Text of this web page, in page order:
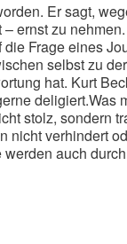
Er sagt,
ernst zu
Frage eines
selbst zu
hat. Kurt
deligiert.Was
stolz, sondern
verhindert
auch